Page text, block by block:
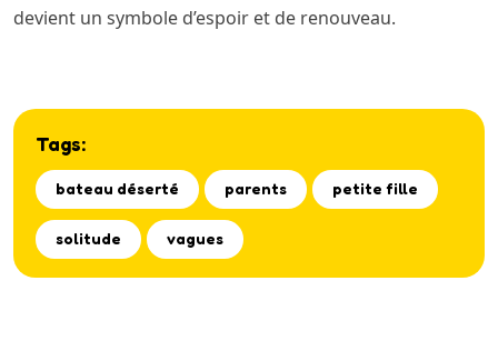
devient un symbole d’espoir et de renouveau.
Tags:
bateau déserté parents petite fille
solitude vagues